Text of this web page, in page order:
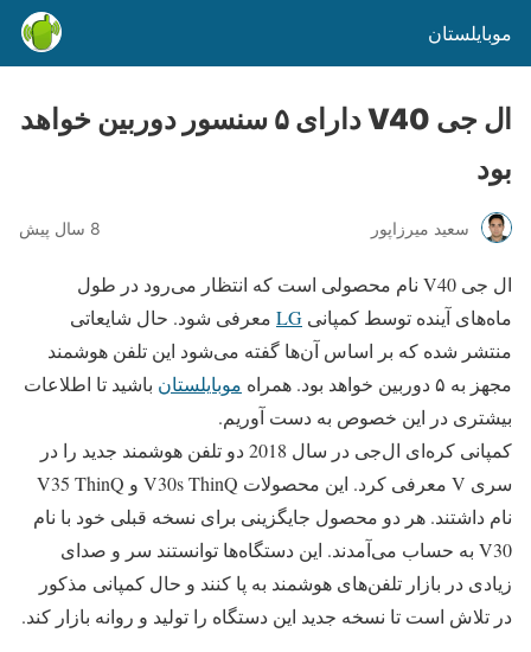
موبایلستان
ال جی V40 دارای ۵ سنسور دوربین خواهد
بود
سعید میرزاپور 8 سال پیش
ال جی V40 نام محصولی است که انتظار می‌رود در طول
ماه‌های آینده توسط کمپانی LG معرفی شود. حال شایعاتی
منتشر شده که بر اساس آن‌ها گفته می‌شود این تلفن هوشمند
مجهز به ۵ دوربین خواهد بود. همراه
موبایلستان باشید تا اطلاعات
بیشتری در این خصوص به دست آوریم.
کمپانی کره‌ای ال‌جی در سال 2018 دو تلفن هوشمند جدید را در
سری V معرفی کرد. این محصولات V30s ThinQ و V35 ThinQ
نام داشتند. هر دو محصول جایگزینی برای نسخه قبلی خود با نام
V30 به حساب می‌آمدند. این دستگاه‌ها توانستند سر و صدای
زیادی در بازار تلفن‌های هوشمند به پا کنند و حال کمپانی مذکور
در تلاش است تا نسخه جدید این دستگاه را تولید و روانه بازار کند.